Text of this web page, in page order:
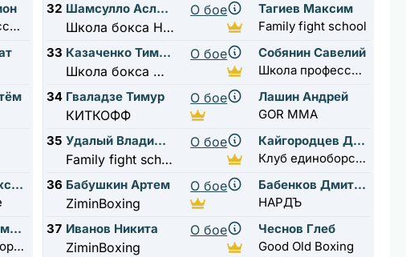
Школа профессионального бокса А.Н. Ткаченко
Стариков Максим
Савватеев Тимофей
Центр единоборств Жуковский
32 Шамсулло Асланов
Школа бокса Нахабино
О бое
Тагиев Максим
Family fight school
33
Казаченко Тимофей
Школа бокса Жуковский
О бое
Собянин Савелий
Школа профессионального бокса А.Н. Ткаченко
34 Гваладзе Тимур
КИТКОФФ
О бое
Лашин Андрей
GOR MMA
35
Удалый Владимир
Family fight school
О бое
Кайгородцев Даниил
Клуб единоборств Raskat
36 Бабушкин Артем
ZiminBoxing
О бое
Бабенков Дмитрий
НАРДЪ
37 Иванов Никита
ZiminBoxing
О бое
Чеснов Глеб
Good Old Boxing